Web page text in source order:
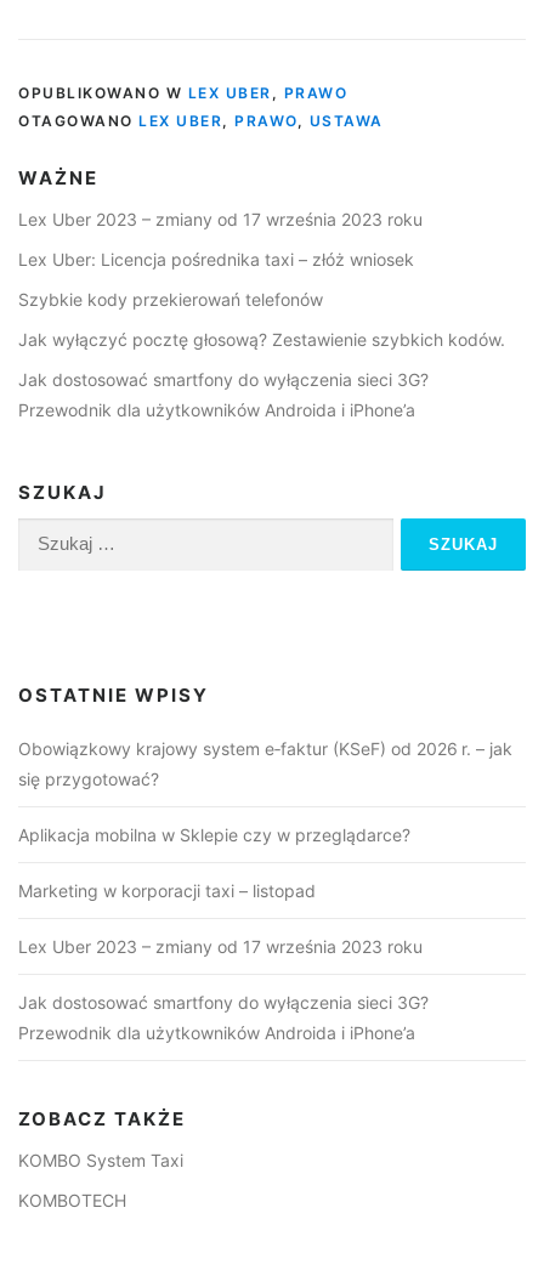
OPUBLIKOWANO W LEX UBER , PRAWO
OTAGOWANO LEX UBER, PRAWO, USTAWA
WAŻNE
Lex Uber 2023 – zmiany od 17 września 2023 roku
Lex Uber: Licencja pośrednika taxi – złóż wniosek
Szybkie kody przekierowań telefonów
Jak wyłączyć pocztę głosową? Zestawienie szybkich kodów.
Jak dostosować smartfony do wyłączenia sieci 3G?
Przewodnik dla użytkowników Androida i iPhone’a
SZUKAJ
Szukaj:
OSTATNIE WPISY
Obowiązkowy krajowy system e‑faktur (KSeF) od 2026 r. – jak
się przygotować?
Aplikacja mobilna w Sklepie czy w przeglądarce?
Marketing w korporacji taxi – listopad
Lex Uber 2023 – zmiany od 17 września 2023 roku
Jak dostosować smartfony do wyłączenia sieci 3G?
Przewodnik dla użytkowników Androida i iPhone’a
ZOBACZ TAKŻE
KOMBO System Taxi
KOMBOTECH